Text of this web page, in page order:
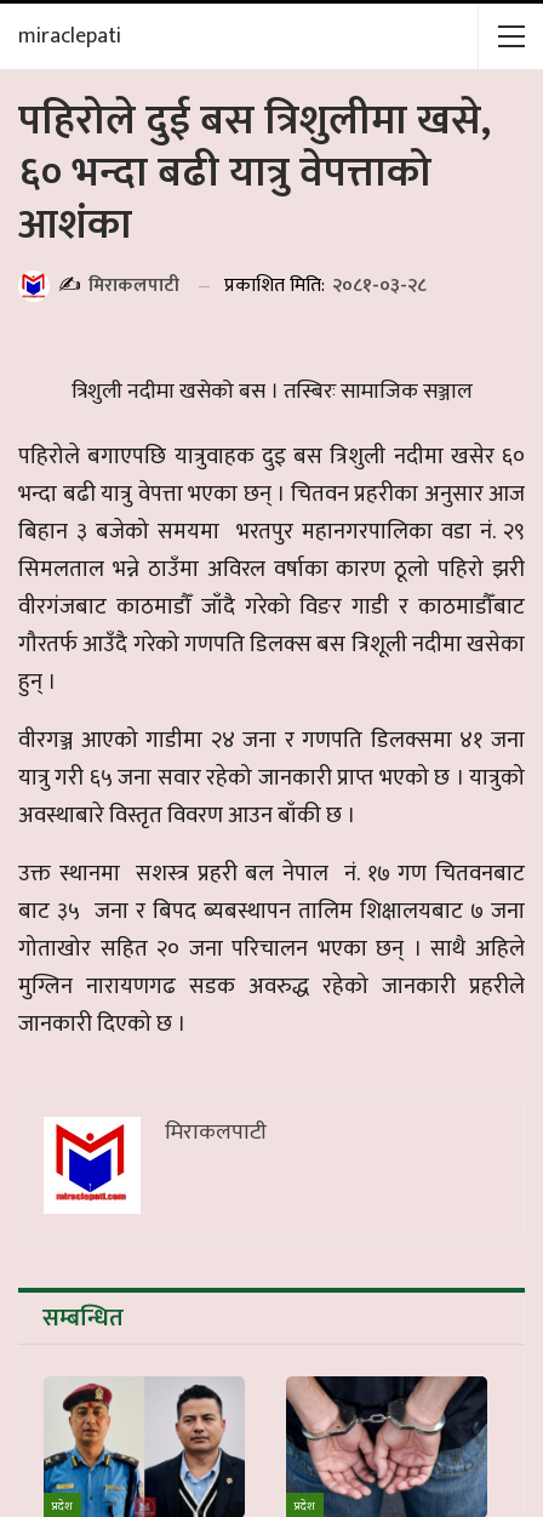
miraclepati
पहिरोले दुई बस त्रिशुलीमा खसे,
६० भन्दा बढी यात्रु वेपत्ताको
आशंका
✍️ मिराकलपाटी प्रकाशित मिति: २०८१-०३-२८
त्रिशुली नदीमा खसेको बस । तस्बिरः सामाजिक सञ्जाल
पहिरोले बगाएपछि यात्रुवाहक दुइ बस त्रिशुली नदीमा खसेर ६०
भन्दा बढी यात्रु वेपत्ता भएका छन् । चितवन प्रहरीका अनुसार आज
बिहान ३ बजेको समयमा भरतपुर महानगरपालिका वडा नं. २९
सिमलताल भन्ने ठाउँमा अविरल वर्षाका कारण ठूलो पहिरो झरी
वीरगंजबाट काठमाडौँ जाँदै गरेको विङर गाडी र काठमाडौँबाट
गौरतर्फ आउँदै गरेको गणपति डिलक्स बस त्रिशूली नदीमा खसेका
हुन् ।
वीरगञ्ज आएको गाडीमा २४ जना र गणपति डिलक्समा ४१ जना
यात्रु गरी ६५ जना सवार रहेको जानकारी प्राप्त भएको छ । यात्रुको
अवस्थाबारे विस्तृत विवरण आउन बाँकी छ ।
उक्त स्थानमा सशस्त्र प्रहरी बल नेपाल नं. १७ गण चितवनबाट
बाट ३५ जना र बिपद ब्यबस्थापन तालिम शिक्षालयबाट ७ जना
गोताखोर सहित २० जना परिचालन भएका छन् । साथै अहिले
मुग्लिन नारायणगढ सडक अवरुद्ध रहेको जानकारी प्रहरीले
जानकारी दिएको छ ।
मिराकलपाटी
सम्बन्धित
प्रदेश प्रदेश